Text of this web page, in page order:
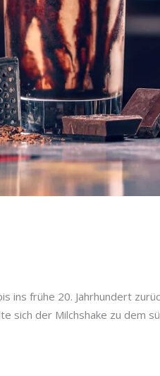
ins frühe 20. Jahrhundert
der Milchshake zu dem